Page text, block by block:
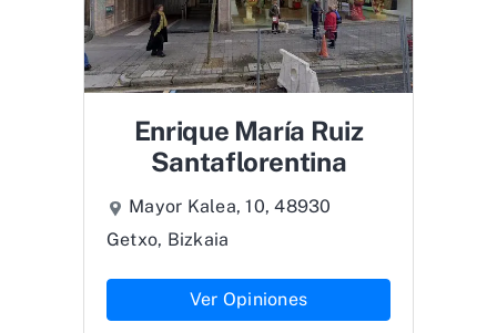
Enrique María Ruiz
Santaflorentina
Mayor Kalea, 10, 48930
Getxo, Bizkaia
Ver Opiniones